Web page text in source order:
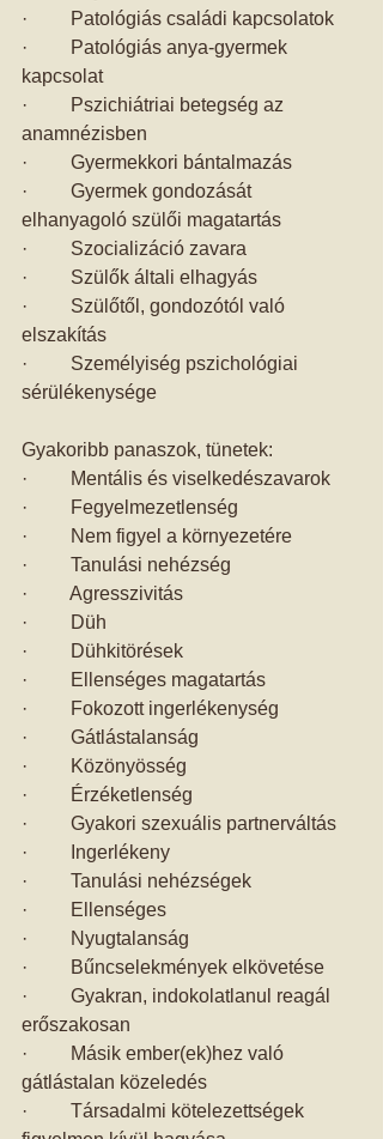
·         Patológiás családi kapcsolatok
·         Patológiás anya-gyermek
kapcsolat
·         Pszichiátriai betegség az
anamnézisben
·         Gyermekkori bántalmazás
·         Gyermek gondozását
elhanyagoló szülői magatartás
·         Szocializáció zavara
·         Szülők általi elhagyás
·         Szülőtől, gondozótól való
elszakítás
·         Személyiség pszichológiai
sérülékenysége
Gyakoribb panaszok, tünetek:
·         Mentális és viselkedészavarok
·         Fegyelmezetlenség
·         Nem figyel a környezetére
·         Tanulási nehézség
·         Agresszivitás
·         Düh
·         Dühkitörések
·         Ellenséges magatartás
·         Fokozott ingerlékenység
·         Gátlástalanság
·         Közönyösség
·         Érzéketlenség
·         Gyakori szexuális partnerváltás
·         Ingerlékeny
·         Tanulási nehézségek
·         Ellenséges
·         Nyugtalanság
·         Bűncselekmények elkövetése
·         Gyakran, indokolatlanul reagál
erőszakosan
·         Másik ember(ek)hez való
gátlástalan közeledés
·         Társadalmi kötelezettségek